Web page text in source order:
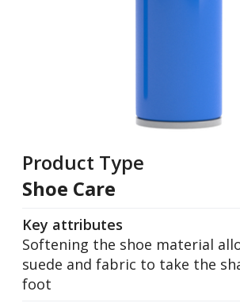
Product Type
Shoe Care
Key attributes
Softening the shoe material
suede and fabric to take the
foot